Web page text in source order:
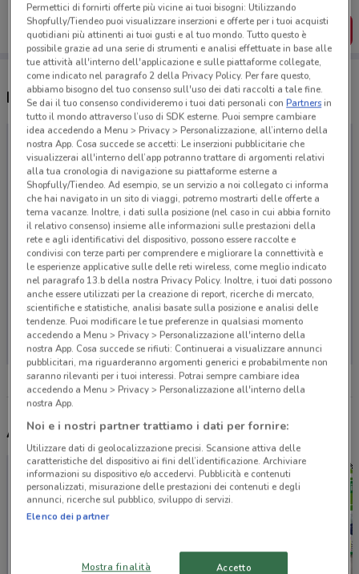
SCARICA L’APP
Negozi Dewalt a Prato
Non ci sono negozi nelle vicinanze
Altri volantini nelle vicinanze
Permettici di fornirti offerte più vicine ai tuoi bisogni: Utilizzando
Shopfully/Tiendeo puoi visualizzare inserzioni e offerte per i tuoi acquisti
quotidiani più attinenti ai tuoi gusti e al tuo mondo. Tutto questo è
possibile grazie ad una serie di strumenti e analisi effettuate in base alle
tue attività all'interno dell'applicazione e sulle piattaforme collegate,
come indicato nel paragrafo 2 della Privacy Policy. Per fare questo,
abbiamo bisogno del tuo consenso sull'uso dei dati raccolti a tale fine.
Se dai il tuo consenso condivideremo i tuoi dati personali conPartnersin
tutto il mondo attraverso l’uso di SDK esterne. Puoi sempre cambiare
idea accedendo a Menu > Privacy > Personalizzazione, all’interno della
nostra App. Cosa succede se accetti: Le inserzioni pubblicitarie che
visualizzerai all'interno dell’app potranno trattare di argomenti relativi
alla tua cronologia di navigazione su piattaforme esterne a
Shopfully/Tiendeo. Ad esempio, se un servizio a noi collegato ci informa
che hai navigato in un sito di viaggi, potremo mostrarti delle offerte a
tema vacanze. Inoltre, i dati sulla posizione (nel caso in cui abbia fornito
il relativo consenso) insieme alle informazioni sulle prestazioni della
rete e agli identificativi del dispositivo, possono essere raccolte e
condivisi con terze parti per comprendere e migliorare la connettività e
le esperienze applicative sulle delle reti wireless, come meglio indicato
nel paragrafo 13.b della nostra Privacy Policy. Inoltre, i tuoi dati possono
anche essere utilizzati per la creazione di report, ricerche di mercato,
scientifiche e statistiche, analisi basate sulla posizione e analisi delle
tendenze. Puoi modificare le tue preferenze in qualsiasi momento
accedendo a Menu > Privacy > Personalizzazione all'interno della
nostra App. Cosa succede se rifiuti: Continuerai a visualizzare annunci
pubblicitari, ma riguarderanno argomenti generici e probabilmente non
saranno rilevanti per i tuoi interessi. Potrai sempre cambiare idea
accedendo a Menu > Privacy > Personalizzazione all'interno della
nostra App.
Noi e i nostri partner trattiamo i dati per fornire:
Utilizzare dati di geolocalizzazione precisi. Scansione attiva delle
caratteristiche del dispositivo ai fini dell’identificazione. Archiviare
informazioni su dispositivo e/o accedervi. Pubblicità e contenuti
personalizzati, misurazione delle prestazioni dei contenuti e degli
annunci, ricerche sul pubblico, sviluppo di servizi.
Elenco dei partner
Mostra finalità Accetto